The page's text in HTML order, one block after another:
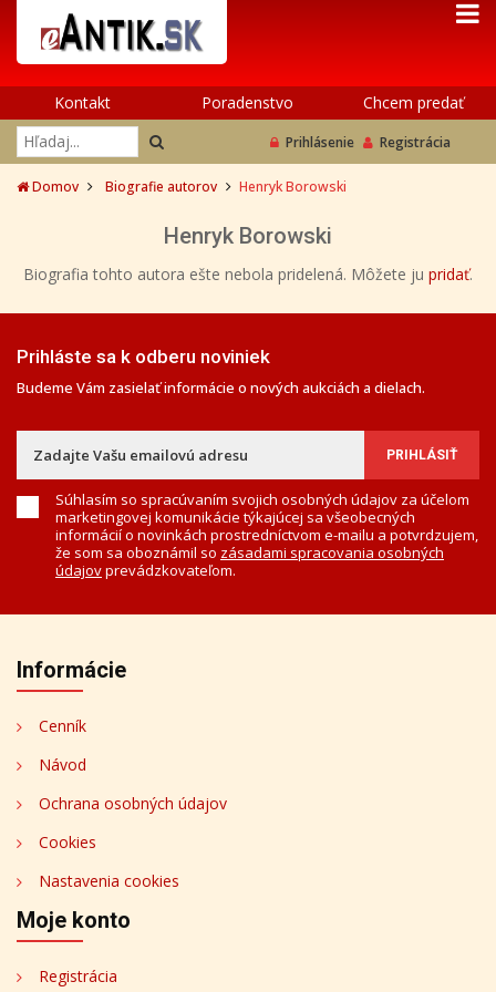
Kontakt Poradenstvo Chcem predať
Prihlásenie Registrácia
Domov Biografie autorov Henryk Borowski
Henryk Borowski
Biografia tohto autora ešte nebola pridelená. Môžete ju pridať.
Prihláste sa k odberu noviniek
Budeme Vám zasielať informácie o nových aukciách a dielach.
Súhlasím so spracúvaním svojich osobných údajov za účelom
marketingovej komunikácie týkajúcej sa všeobecných
informácií o novinkách prostredníctvom e-mailu a potvrdzujem,
že som sa oboznámil so zásadami spracovania osobných
údajovprevádzkovateľom.
Informácie
Cenník
Návod
Ochrana osobných údajov
Cookies
Nastavenia cookies
Moje konto
Registrácia